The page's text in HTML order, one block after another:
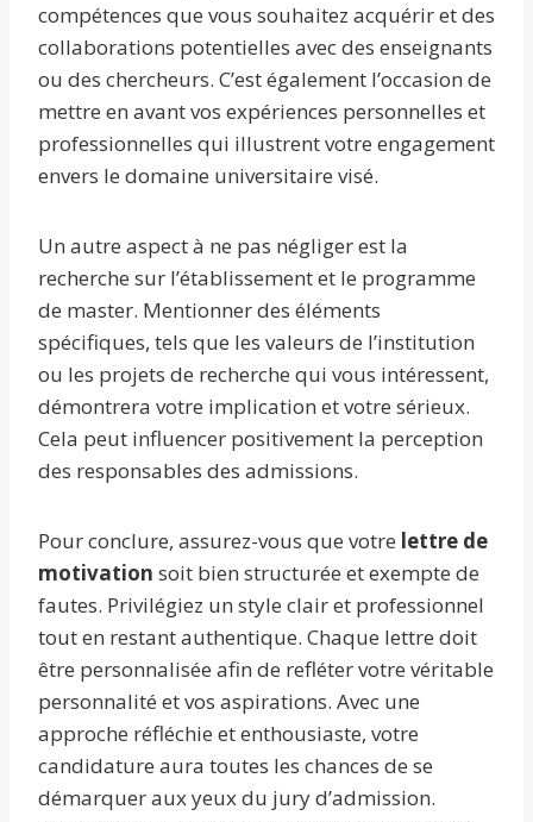
compétences que vous souhaitez acquérir et des
collaborations potentielles avec des enseignants
ou des chercheurs. C’est également l’occasion de
mettre en avant vos expériences personnelles et
professionnelles qui illustrent votre engagement
envers le domaine universitaire visé.
Un autre aspect à ne pas négliger est la
recherche sur l’établissement et le programme
de master. Mentionner des éléments
spécifiques, tels que les valeurs de l’institution
ou les projets de recherche qui vous intéressent,
démontrera votre implication et votre sérieux.
Cela peut influencer positivement la perception
des responsables des admissions.
Pour conclure, assurez-vous que votre lettre de
motivation soit bien structurée et exempte de
fautes. Privilégiez un style clair et professionnel
tout en restant authentique. Chaque lettre doit
être personnalisée afin de refléter votre véritable
personnalité et vos aspirations. Avec une
approche réfléchie et enthousiaste, votre
candidature aura toutes les chances de se
démarquer aux yeux du jury d’admission.